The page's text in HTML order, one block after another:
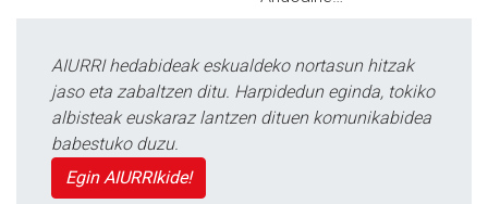
AIURRI hedabideak eskualdeko nortasun hitzak
jaso eta zabaltzen ditu. Harpidedun eginda, tokiko
albisteak euskaraz lantzen dituen komunikabidea
babestuko duzu.
Egin AIURRIkide!